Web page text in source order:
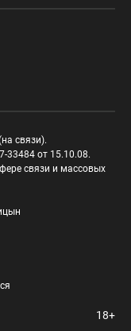
связи).
33484 от 15.10.08.
связи и массовых
18+